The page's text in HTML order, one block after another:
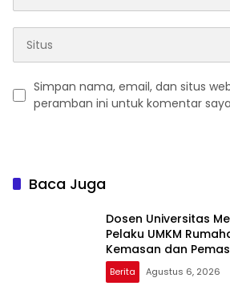
Simpan nama, email, dan situs
peramban ini untuk komentar
Baca Juga
Dosen Universitas
Pelaku UMKM
Kemasan dan
Berita Agustus 6, 2026